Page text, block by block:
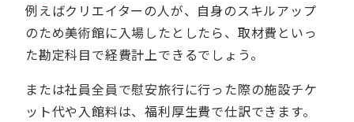
例えばクリエイターの人が、自身のスキルアップ
のため美術館に入場したとしたら、取材費といっ
た勘定科目で経費計上できるでしょう。
または社員全員で慰安旅行に行った際の施設チケ
ット代や入館料は、福利厚生費で仕訳できます。